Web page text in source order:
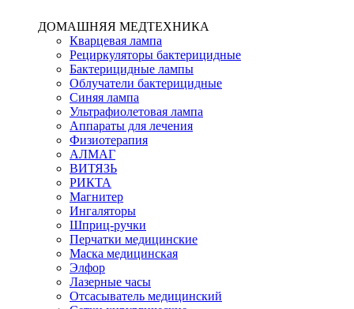
ДОМАШНЯЯ МЕДТЕХНИКА
Кварцевая лампа
Рециркуляторы бактерицидные
Бактерицидные лампы
Облучатели бактерицидные
Синяя лампа
Ультрафиолетовая лампа
Аппараты для лечения
Физиотерапия
АЛМАГ
ВИТЯЗЬ
РИКТА
Магнитер
Ингаляторы
Шприц-ручки
Перчатки медицинские
Маска медицинская
Элфор
Лазерные часы
Отсасыватель медицинский